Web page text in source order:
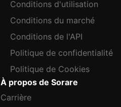
Conditions d'utilisation
Conditions du marché
Conditions de l'API
Politique de confidentialité
Politique de Cookies
À propos de Sorare
Carrière